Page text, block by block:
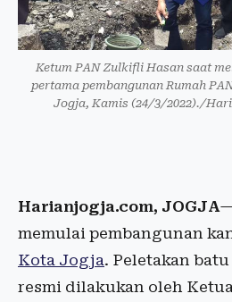
Ketum PAN Zulkifli Hasan saat
pertama pembangunan Rumah
Jogja, Kamis (24/3/2022)./
Harianjogja.com, JOGJA
memulai pembangunan
Kota Jogja. Peletakan
resmi dilakukan oleh